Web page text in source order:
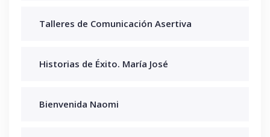
Talleres de Comunicación Asertiva
Historias de Éxito. María José
Bienvenida Naomi